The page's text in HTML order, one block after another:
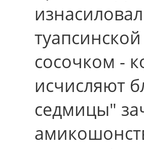
сосочком -
исчисляют
седмицы"